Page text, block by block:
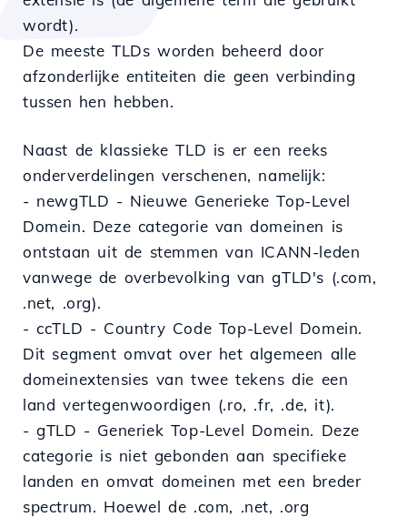
wordt).
De meeste TLDs worden beheerd door
afzonderlijke entiteiten die geen verbinding
tussen hen hebben.
Naast de klassieke TLD is er een reeks
onderverdelingen verschenen, namelijk:
- newgTLD - Nieuwe Generieke Top-Level
Domein. Deze categorie van domeinen is
ontstaan uit de stemmen van ICANN-leden
vanwege de overbevolking van gTLD's (.com,
.net, .org).
- ccTLD - Country Code Top-Level Domein.
Dit segment omvat over het algemeen alle
domeinextensies van twee tekens die een
land vertegenwoordigen (.ro, .fr, .de, it).
- gTLD - Generiek Top-Level Domein. Deze
categorie is niet gebonden aan specifieke
landen en omvat domeinen met een breder
spectrum. Hoewel de .com, .net, .org